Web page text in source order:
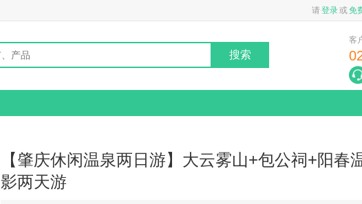
请登录或免
搜索
客
【肇庆休闲温泉两日游】大云雾山+包公祠+阳春
影两天游